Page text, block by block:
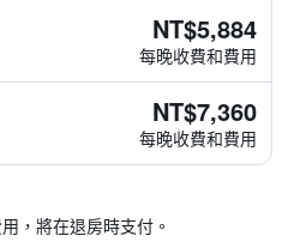
NT$5,884
每晚收費和費用
NT$7,360
每晚收費和費用
，將在退房時支付。